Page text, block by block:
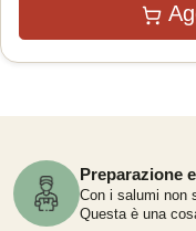
Preparazione
Con i salumi non
Questa è una